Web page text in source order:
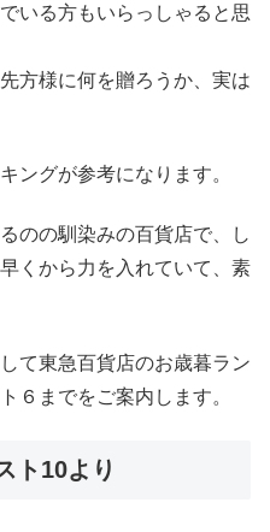
いる方もいらっしゃると思
方様に何を贈ろうか、実は
ングが参考になります。
のの馴染みの百貨店で、し
くから力を入れていて、素
て東急百貨店のお歳暮ラン
６までをご案内します。
ト10より